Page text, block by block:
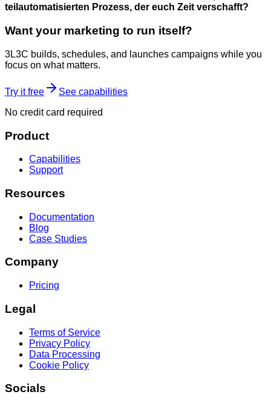
teilautomatisierten Prozess, der euch Zeit verschafft?
Want your marketing to run itself?
3L3C builds, schedules, and launches campaigns while you
focus on what matters.
Try it free
See capabilities
No credit card required
Product
Capabilities
Support
Resources
Documentation
Blog
Case Studies
Company
Pricing
Legal
Terms of Service
Privacy Policy
Data Processing
Cookie Policy
Socials